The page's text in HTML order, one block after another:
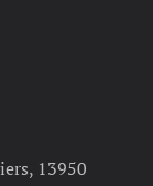
13950